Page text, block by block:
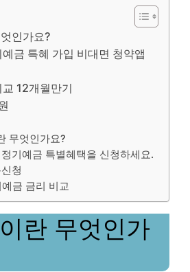
인가요?
금 특혜 가입 비대면 청약앱
12개월만기
무엇인가요?
기예금 특별혜택을 신청하세요.
청
금 금리 비교
란 무엇인가